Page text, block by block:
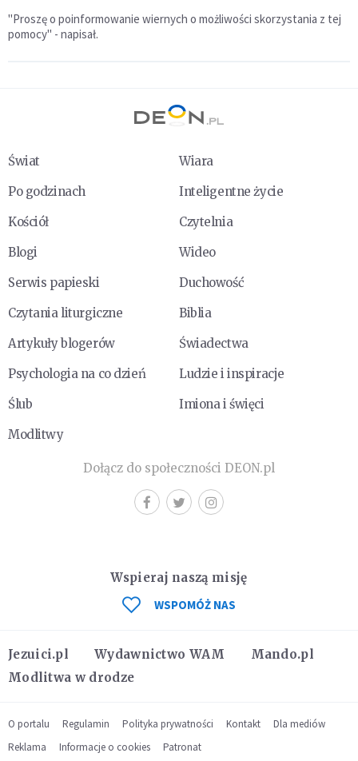
"Proszę o poinformowanie wiernych o możliwości skorzystania z tej
pomocy" - napisał.
Świat
Wiara
Po godzinach
Inteligentne życie
Kościół
Czytelnia
Blogi
Wideo
Serwis papieski
Duchowość
Czytania liturgiczne
Biblia
Artykuły blogerów
Świadectwa
Psychologia na co dzień
Ludzie i inspiracje
Ślub
Imiona i święci
Modlitwy
Dołącz do społeczności DEON.pl
Jezuici.pl Wydawnictwo WAM
Mando.pl
Modlitwa w drodze
Wspieraj naszą misję
WSPOMÓŻ NAS
O portalu Regulamin Polityka prywatności Kontakt
Dla mediów
Reklama
Informacje o cookies Patronat